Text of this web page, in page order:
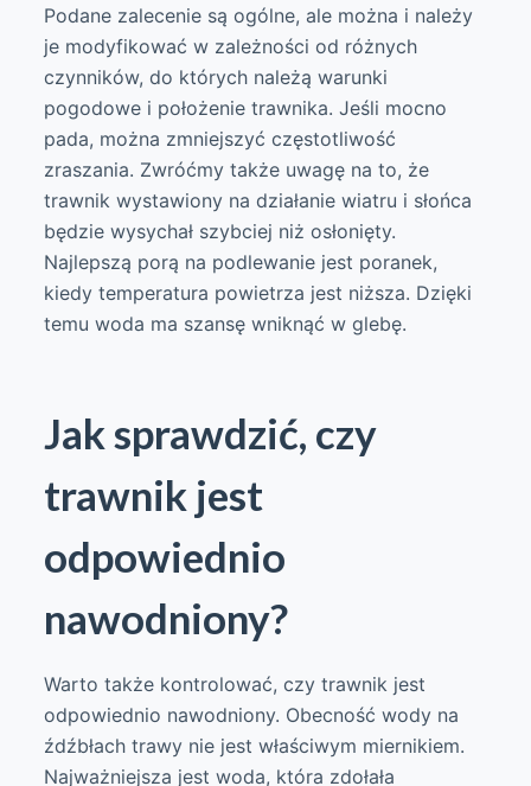
Podane zalecenie są ogólne, ale można i należy
je modyfikować w zależności od różnych
czynników, do których należą warunki
pogodowe i położenie trawnika. Jeśli mocno
pada, można zmniejszyć częstotliwość
zraszania. Zwróćmy także uwagę na to, że
trawnik wystawiony na działanie wiatru i słońca
będzie wysychał szybciej niż osłonięty.
Najlepszą porą na podlewanie jest poranek,
kiedy temperatura powietrza jest niższa. Dzięki
temu woda ma szansę wniknąć w glebę.
Jak sprawdzić, czy
trawnik jest
odpowiednio
nawodniony?
Warto także kontrolować, czy trawnik jest
odpowiednio nawodniony. Obecność wody na
źdźbłach trawy nie jest właściwym miernikiem.
Najważniejsza jest woda, która zdołała